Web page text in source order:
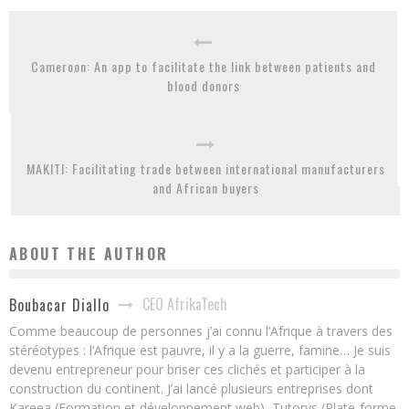
Cameroon: An app to facilitate the link between patients and
blood donors
MAKITI: Facilitating trade between international manufacturers
and African buyers
ABOUT THE AUTHOR
Boubacar Diallo CEO AfrikaTech
Comme beaucoup de personnes j’ai connu l’Afrique à travers des
stéréotypes : l’Afrique est pauvre, il y a la guerre, famine… Je suis
devenu entrepreneur pour briser ces clichés et participer à la
construction du continent. J’ai lancé plusieurs entreprises dont